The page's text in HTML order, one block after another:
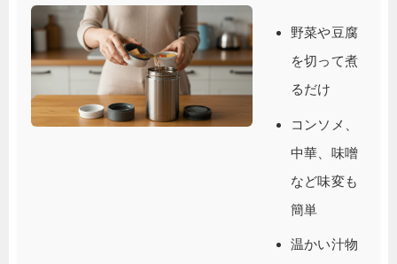
野菜や豆腐
を切って煮
るだけ
コンソメ、
中華、味噌
など味変も
簡単
温かい汁物